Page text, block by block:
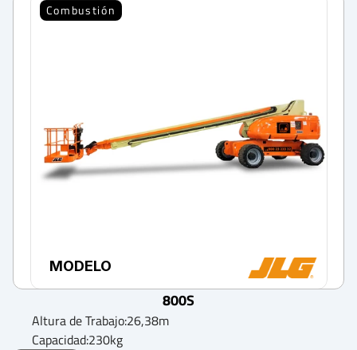
Combustión
MODELO
800S
Altura de Trabajo:26,38m
Capacidad:230kg